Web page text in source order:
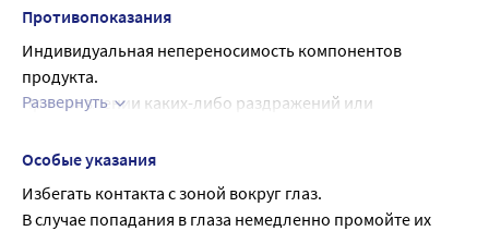
HAEMATOCOCCUS PLUVIALIS EXTRACT, PRUNUS ARMENIACA
GLUCOSIDE, ISOPROPYL LAUROYL SARCOSINATE,
HYDROXYACETOPHENONE, HYDROXYPROPYL
TETRAHYDROPYRANTRIOL, CAPRYLOYL SALICYLIC ACID,
SEED POLYSACCHARIDE, PARFUM / FRAGRANCE,
Противопоказания
Индивидуальная непереносимость компонентов
продукта.
При появлении каких-либо раздражений или
использование.
Развернуть
Особые указания
Избегать контакта с зоной вокруг глаз.
В случае попадания в глаза немедленно промойте их